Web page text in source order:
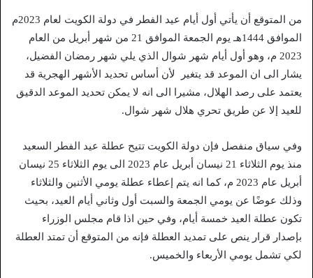
من المتوقع أن يأتي أول أيام عيد الفطر في دولة الكويت لعام 2023م
الموافق 1444هـ يوم الجمعة الموافق 21 من شهر أبريل من العام
2023 م، وهو أول أيام شهر شوال الذي يلي شهر رمضان الفضيل،
يشار الى ان الموعد قد يتغير لأن أساس تحديد الأشهر الهجرية قد
يعتمد على رصد الهلال، مشيرا الى انه لا يمكن تحديد الموعد الدقيق
للعيد إلا عن طريق تحري هلال شهر شوال.
وفي سياق منفصل فإن دولة الكويت تتيح عطلة عيد الفطر السعيد
منذ يوم الثلاثاء 21 نيسان أبريل عام 2023 الى يوم الثلاثاء 25 نيسان
أبريل عام 2023 م، كما انه يتم إعطاء عطلة يومي الأثنين والثلاثاء
وذلك عوضًا عن يومي الجمعة والسبت أول وثاني أيام العيد، بحيث
تكون عطلة العيد خمسة أيام، وفي حين اذا قام مجلس الوزراء
بإصدار قرار ينص على تمديد العطلة فإنه من المتوقع أن تمتد العطلة
لكي تشمل يومي الأربعاء والخميس.